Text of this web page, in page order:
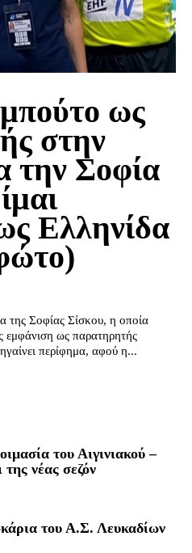
ως
στην
την Σοφία
Ελληνίδα
της Σοφίας Σίσκου, η οποία
εμφάνιση ως παρατηρητής
περίφημα, αφού η...
του Αιγινιακού –
της νέας σεζόν
του Α.Σ. Λευκαδίων